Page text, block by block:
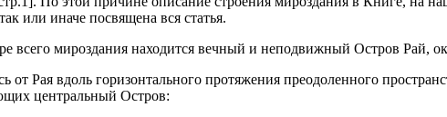
или иначе посвящена вся статья.
всего мироздания находится вечный и неподвижный Остров Рай,
от Рая вдоль горизонтального протяжения преодоленного
центральный Остров: